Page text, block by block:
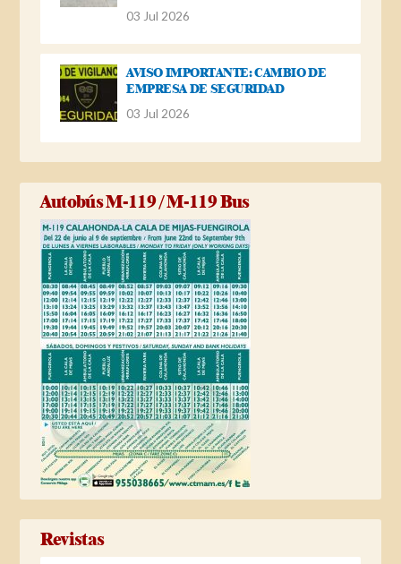
03 Jul 2026
AVISO IMPORTANTE: CAMBIO DE
EMPRESA DE SEGURIDAD
03 Jul 2026
Autobús M-119 / M-119 Bus
Revistas